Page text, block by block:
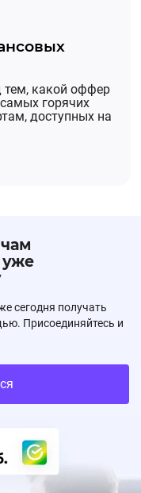
тем, какой оффер
горячих
доступных на
уже
сегодня получать
Присоединяйтесь и